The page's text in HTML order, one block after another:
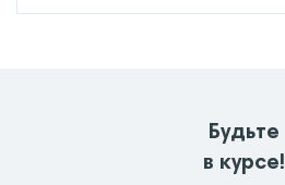
Будьте
в курсе!